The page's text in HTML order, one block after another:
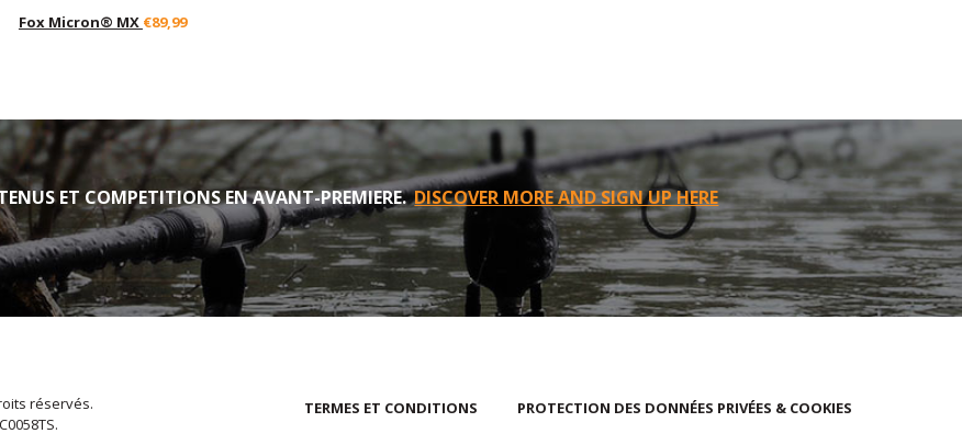
Fox Micron® MX €89,99
ET COMPETITIONS EN AVANT-PREMIERE.DISCOVER MORE AND SIGN UP HERE
réservés.
TERMES ET CONDITIONS PROTECTION DES DONNÉES PRIVÉES & COOKIES